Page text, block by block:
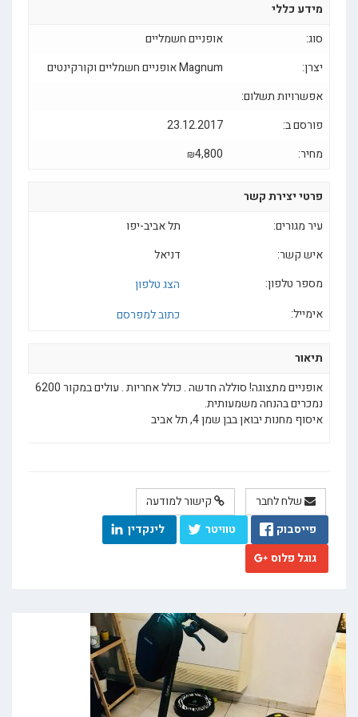
מידע כללי
אופניים חשמליים
Magnum אופניים חשמליים וקורקינטים
אפשרויות תשלום:
פורסם ב:
23.12.2017
₪4,800
פרטי יצירת קשר
עיר מגורים:
תל אביב-יפו
איש קשר:
דניאל
מספר טלפון:
הצג טלפון
אימייל:
כתוב למפרסם
תיאור
אופניים מתצוגה! סוללה חדשה . כולל אחריות . עולים במקור 6200
נמכרים בהנחה משמעותית.
איסוף מחנות יבואן בבן שמן 4, תל אביב
שלח לחבר
קישור למודעה
פייסבוק
טוויטר
לינקדין
גוגל פלוס